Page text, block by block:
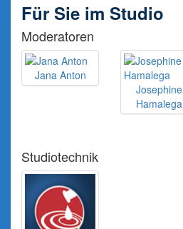
Für Sie im Studio
Moderatoren
Jana Anton
Josephine
Hamalega
Studiotechnik